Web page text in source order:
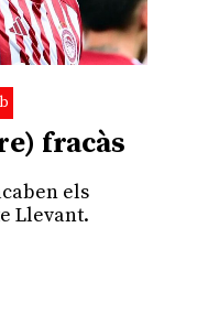
fracàs
els
Llevant.